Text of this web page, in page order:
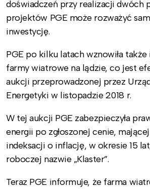
doświadczeń przy realizacji dwóch
projektów PGE może rozważyć
inwestycję.
PGE po kilku latach wznowiła
farmy wiatrowe na lądzie, co jest
aukcji przeprowadzonej przez
Energetyki w listopadzie 2018 r.
W tej aukcji PGE zabezpieczyła
energii po zgłoszonej cenie,
indeksacji o inflację, w okresie 15
roboczej nazwie „Klaster”.
Teraz PGE informuje, że farma